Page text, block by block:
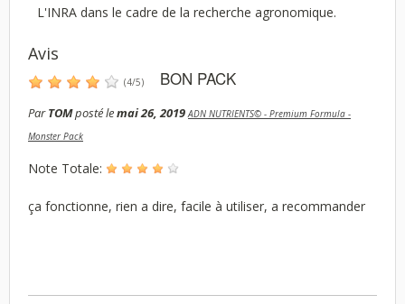
L'INRA dans le cadre de la recherche agronomique.
Avis
(4/5) BON PACK
ParTOMposté lemai 26, 2019 ADN NUTRIENTS© - Premium Formula -
Monster Pack
Note Totale:
ça fonctionne, rien a dire, facile à utiliser, a recommander